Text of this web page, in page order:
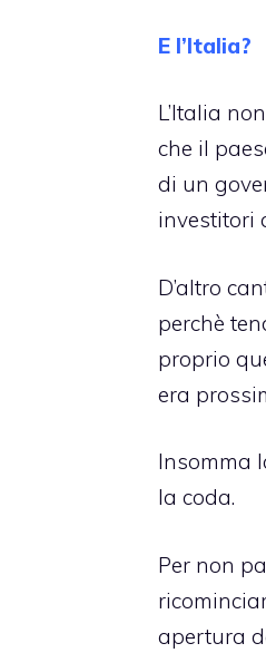
E l’Italia?
L’Italia
che il
di un
investitori
D’altro
perchè
proprio
era
Insomma
la coda.
Per non
apertura